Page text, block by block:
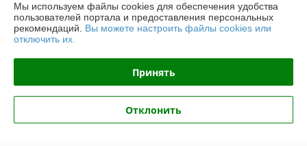
Политика обработки cookies
Сайт создан на платформе Deal.by
Мы используем файлы cookies для обеспечения удобства
пользователей портала и предоставления персональных
рекомендаций. Вы можете настроить файлы cookies или
отключить их.
Принять
Отклонить